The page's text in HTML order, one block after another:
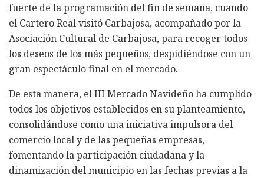
fuerte de la programación del fin de semana, cuando
el Cartero Real visitó Carbajosa, acompañado por la
Asociación Cultural de Carbajosa, para recoger todos
los deseos de los más pequeños, despidiéndose con un
gran espectáculo final en el mercado.
De esta manera, el III Mercado Navideño ha cumplido
todos los objetivos establecidos en su planteamiento,
consolidándose como una iniciativa impulsora del
comercio local y de las pequeñas empresas,
fomentando la participación ciudadana y la
dinamización del municipio en las fechas previas a la